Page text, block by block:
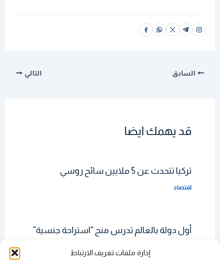
إدارة ملفات تعريف الارتباط
السابق التالي
قد يهمك ايضا
تركيا تتحدث عن 5 ملايين سائح روسي
اقتصاد
أول دولة بالعالم تدرس منح “استراحة جنسية”